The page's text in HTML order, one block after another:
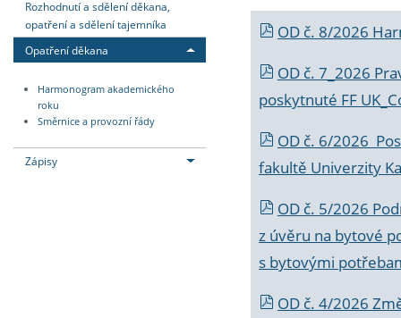
Rozhodnutí a sdělení děkana,
opatření a sdělení tajemníka
Opatření děkana
Harmonogram akademického
roku
Směrnice a provozní řády
Zápisy
OD č. 8/2026
OD č. 7_2026
poskytnuté FF
OD č. 6/2026
fakultě Univerzity
OD č. 5/2026
z úvěru na bytové
s bytovými
OD č. 4/2026